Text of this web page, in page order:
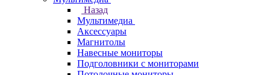
Назад
Мультимедиа
Аксессуары
Магнитолы
Навесные мониторы
Подголовники с мониторами